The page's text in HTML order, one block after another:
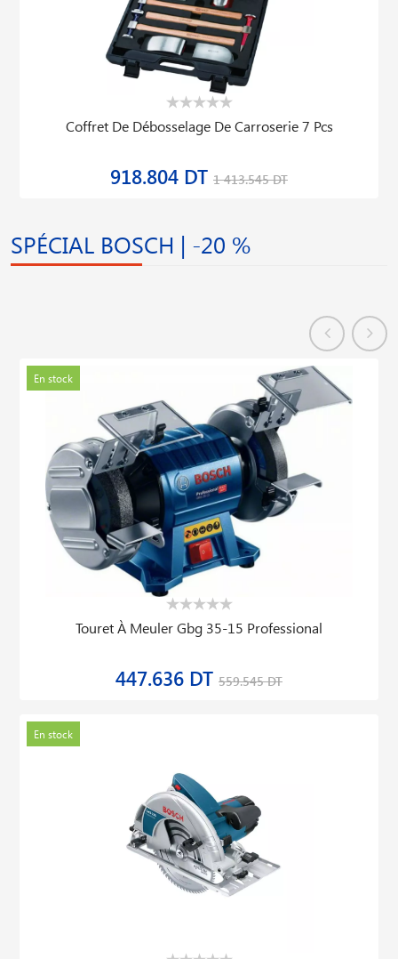
Coffret De Débosselage De Carroserie 7 Pcs
918.804 DT 1 413.545 DT
SPÉCIAL BOSCH | -20 %
En stock
Touret À Meuler Gbg 35-15 Professional
447.636 DT 559.545 DT
En stock